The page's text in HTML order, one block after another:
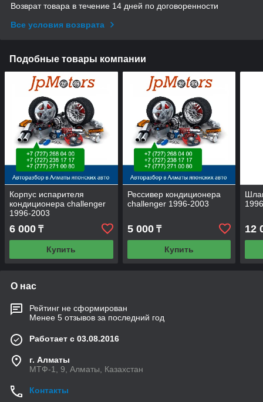
Возврат товара в течение 14 дней по договоренности
Все условия возврата
Подобные товары компании
Корпус испарителя
кондиционера challenger
1996-2003
6 000 ₸
Купить
Рессивер кондиционера
challenger 1996-2003
5 000₸
Купить
12
О нас
Рейтинг не сформирован
Менее 5 отзывов за последний год
Работает с 03.08.2016
г. Алматы
МТФ-1, 9, Алматы, Казахстан
Контакты